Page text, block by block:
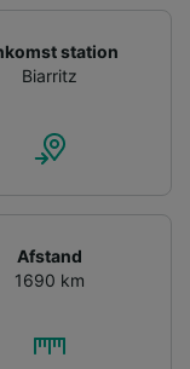
station
Biarritz
Afstand
1690 km